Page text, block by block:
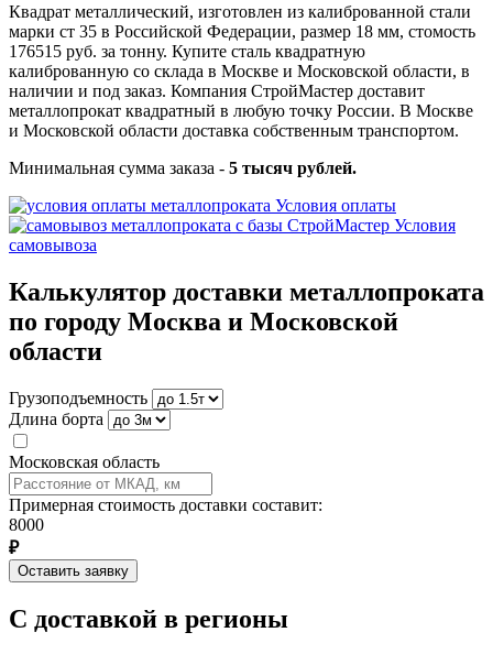
Квадрат металлический, изготовлен из калиброванной стали
марки ст 35 в Российской Федерации, размер 18 мм, стомость
176515 руб. за тонну. Купите сталь квадратную
калиброванную со склада в Москве и Московской области, в
наличии и под заказ. Компания СтройМастер доставит
металлопрокат квадратный в любую точку России. В Москве
и Московской области доставка собственным транспортом.
Минимальная сумма заказа - 5 тысяч рублей.
Условия оплаты
Условия
самовывоза
Калькулятор доставки металлопроката
по городу Москва и Московской
области
Грузоподъемность
Длина борта
Московская область
Примерная стоимость доставки составит:
8000
₽
Оставить заявку
С доставкой в регионы